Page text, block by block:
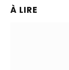
À LIRE